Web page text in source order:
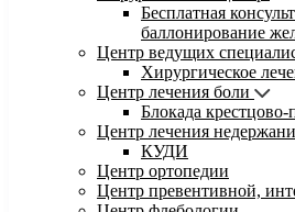
Бесплатная
баллонирование
Центр ведущих
Хирургическое
Центр лечения боли
Блокада крестцово-
Центр лечения
КУДИ
Центр ортопедии
Центр превентивной,